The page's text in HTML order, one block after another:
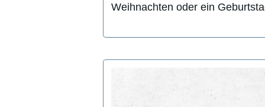
Weihnachten oder ein